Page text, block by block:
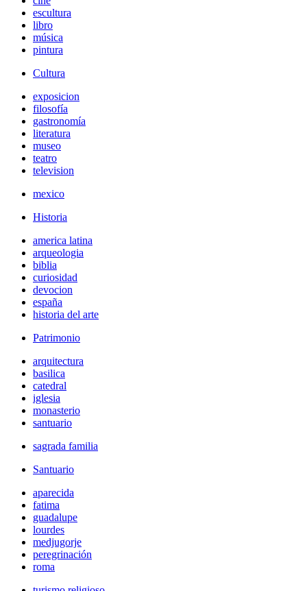
escultura
libro
música
pintura
Cultura
exposicion
filosofía
gastronomía
literatura
museo
teatro
television
mexico
Historia
america latina
arqueologia
biblia
curiosidad
devocion
españa
historia del arte
Patrimonio
arquitectura
basilica
catedral
iglesia
monasterio
santuario
sagrada familia
Santuario
aparecida
fatima
guadalupe
lourdes
medjugorje
peregrinación
roma